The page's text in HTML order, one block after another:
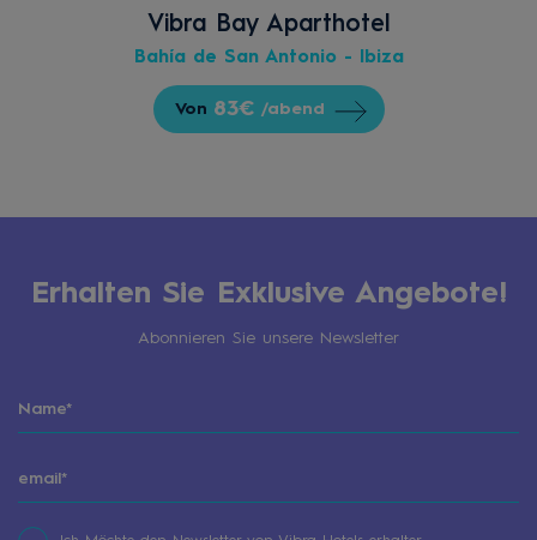
Vibra Bay Aparthotel
Bahía de San Antonio - Ibiza
Von 83€ /abend
Erhalten Sie Exklusive Angebote!
Abonnieren Sie unsere Newsletter